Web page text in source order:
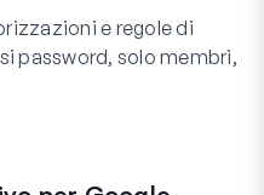
e regole di
password, solo membri,